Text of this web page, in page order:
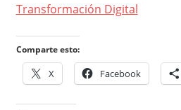
Transformación Digital
Comparte esto:
X Facebook